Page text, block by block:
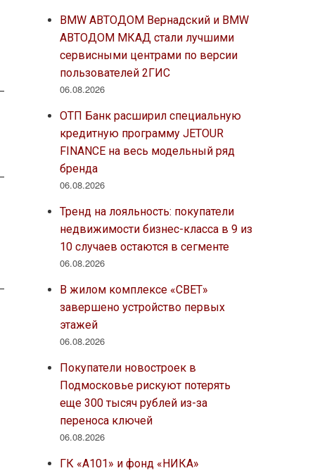
BMW АВТОДОМ Вернадский и BMW
АВТОДОМ МКАД стали лучшими
сервисными центрами по версии
пользователей 2ГИС
06.08.2026
ОТП Банк расширил специальную
кредитную программу JETOUR
FINANCE на весь модельный ряд
бренда
06.08.2026
Тренд на лояльность: покупатели
недвижимости бизнес-класса в 9 из
10 случаев остаются в сегменте
06.08.2026
В жилом комплексе «СВЕТ»
завершено устройство первых
этажей
06.08.2026
Покупатели новостроек в
Подмосковье рискуют потерять
еще 300 тысяч рублей из-за
переноса ключей
06.08.2026
ГК «А101» и фонд «НИКА»